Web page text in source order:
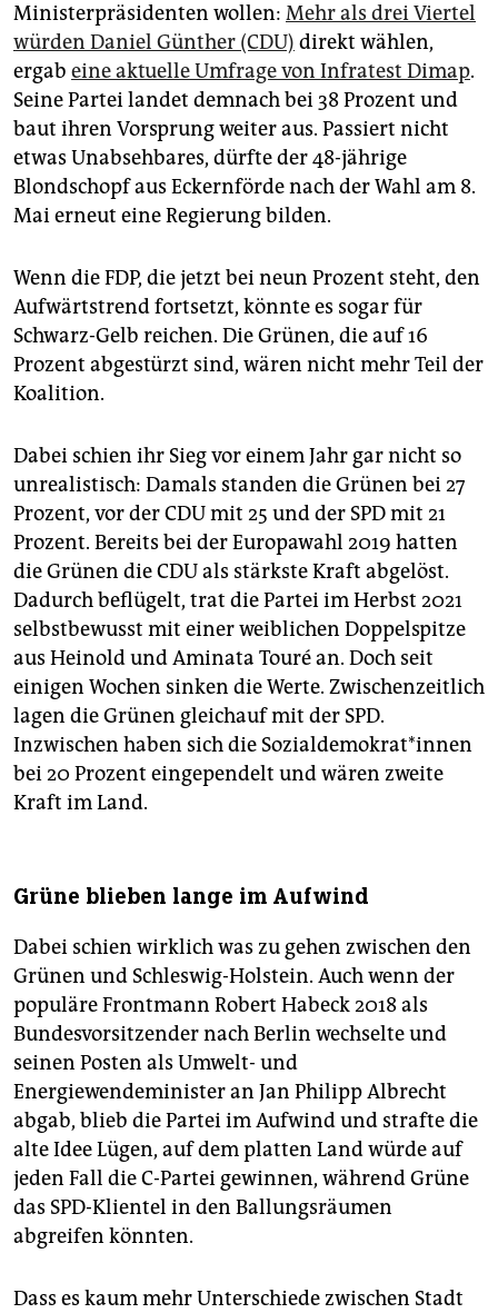
Ministerpräsidenten wollen: Mehr als drei Viertel
würden Daniel Günther (CDU) direkt wählen,
ergab eine aktuelle Umfrage von Infratest Dimap.
Seine Partei landet demnach bei 38 Prozent und
baut ihren Vorsprung weiter aus. Passiert nicht
etwas Unabsehbares, dürfte der 48-jährige
Blondschopf aus Eckernförde nach der Wahl am 8.
Mai erneut eine Regierung bilden.
Wenn die FDP, die jetzt bei neun Prozent steht, den
Aufwärtstrend fortsetzt, könnte es sogar für
Schwarz-Gelb reichen. Die Grünen, die auf 16
Prozent abgestürzt sind, wären nicht mehr Teil der
Koalition.
Dabei schien ihr Sieg vor einem Jahr gar nicht so
unrealistisch: Damals standen die Grünen bei 27
Prozent, vor der CDU mit 25 und der SPD mit 21
Prozent. Bereits bei der Europawahl 2019 hatten
die Grünen die CDU als stärkste Kraft abgelöst.
Dadurch beflügelt, trat die Partei im Herbst 2021
selbstbewusst mit einer weiblichen Doppelspitze
aus Heinold und Aminata Touré an. Doch seit
einigen Wochen sinken die Werte. Zwischenzeitlich
lagen die Grünen gleichauf mit der SPD.
Inzwischen haben sich die So­zi­al­de­mo­kra­t*in­nen
bei 20 Prozent eingependelt und wären zweite
Kraft im Land.
Grüne blieben lange im Aufwind
Dabei schien wirklich was zu gehen zwischen den
Grünen und Schleswig-Holstein. Auch wenn der
populäre Frontmann Robert Habeck 2018 als
Bundesvorsitzender nach Berlin wechselte und
seinen Posten als Umwelt- und
Energiewendeminister an Jan Philipp Albrecht
abgab, blieb die Partei im Aufwind und strafte die
alte Idee Lügen, auf dem platten Land würde auf
jeden Fall die C-Partei gewinnen, während Grüne
das SPD-Klientel in den Ballungsräumen
abgreifen könnten.
Dass es kaum mehr Unterschiede zwischen Stadt